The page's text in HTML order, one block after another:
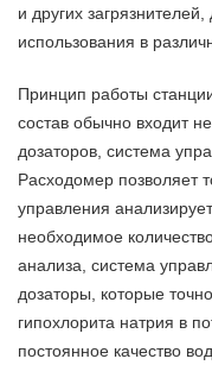
и других
использования в
Принцип работы
состав обычно входит
дозаторов, система
Расходомер позволяет
управления
необходимое
анализа, система
дозаторы, которые
гипохлорита натрия в
постоянное качество